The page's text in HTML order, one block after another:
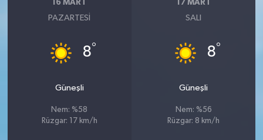
16 MART
PAZARTESI
8°
Güneşli
Nem: %58
Rüzgar: 17 km/h
17 MART
SALI
8°
Güneşli
Nem: %56
Rüzgar: 8 km/h